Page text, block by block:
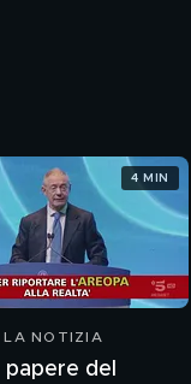
LA NOTIZIA
del
4 MIN